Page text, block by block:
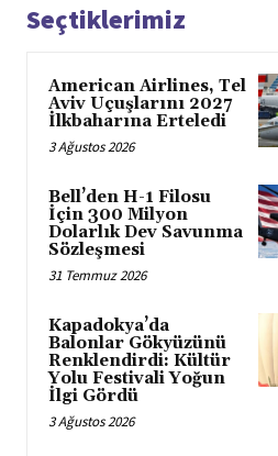
Seçtiklerimiz
American Airlines, Tel
Aviv Uçuşlarını 2027
İlkbaharına Erteledi
3 Ağustos 2026
Bell’den H-1 Filosu
İçin 300 Milyon
Dolarlık Dev Savunma
Sözleşmesi
31 Temmuz 2026
Kapadokya’da
Balonlar Gökyüzünü
Renklendirdi: Kültür
Yolu Festivali Yoğun
İlgi Gördü
3 Ağustos 2026